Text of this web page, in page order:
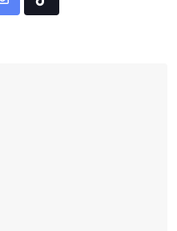
Share Tiktok